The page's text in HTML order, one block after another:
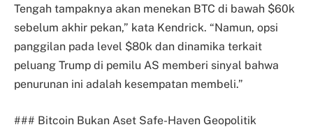
Tengah tampaknya akan menekan BTC di bawah $60k
sebelum akhir pekan,” kata Kendrick. “Namun, opsi
panggilan pada level $80k dan dinamika terkait
peluang Trump di pemilu AS memberi sinyal bahwa
penurunan ini adalah kesempatan membeli.”
### Bitcoin Bukan Aset Safe-Haven Geopolitik